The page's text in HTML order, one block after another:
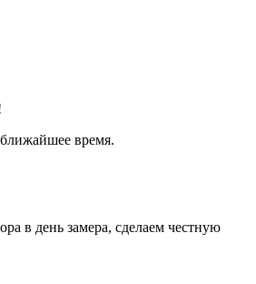
время.
в день замера, сделаем честную